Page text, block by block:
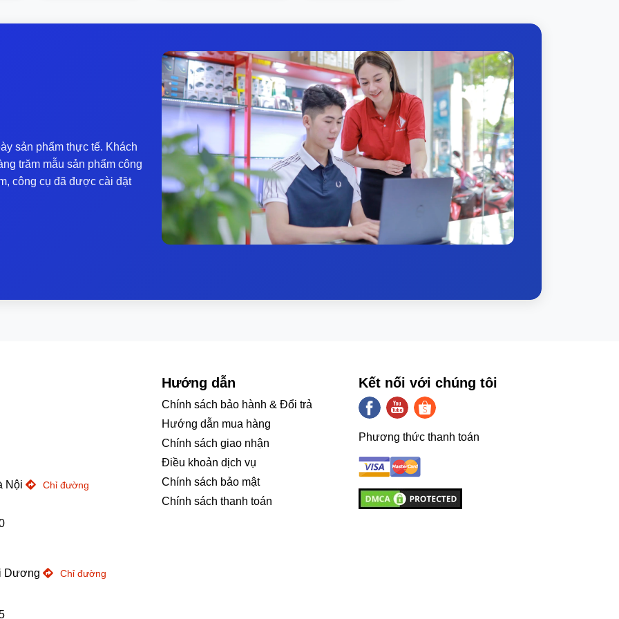
bao lâu?
sử dụng bao lâu thì máy sẽ báo sạc. Theo các reviewer thì với mức độ sử dụng cơ bản với các phần
hình vừa phải, khoảng 50-60% độ sáng, thì máy sử dụng khá lâu, trên 9h. Nhưng theo thực tế thì có
nghệ sạc nhanh xpressChargeTM Capable Battery, với 1 giờ sạc, pin đạt là 80%. Như vậy bạn không
sản phẩm thực tế. Khách
trăm mẫu sản phẩm công
công cụ đã được cài đặt
Nội Chỉ đường
Dương Chỉ đường
Hướng dẫn
Chính sách bảo hành & Đổi trả
Hướng dẫn mua hàng
Chính sách giao nhận
Điều khoản dịch vụ
Chính sách bảo mật
Chính sách thanh toán
Kết nối với chúng tôi
Phương thức thanh toán